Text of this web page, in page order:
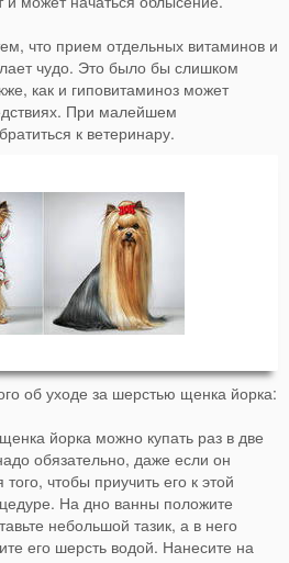
что прием отдельных витаминов и
чудо. Это было бы слишком
как и гиповитаминоз может
При малейшем
к ветеринару.
об уходе за шерстью щенка йорка:
йорка можно купать раз в две
обязательно, даже если он
чтобы приучить его к этой
На дно ванны положите
небольшой тазик, а в него
его шерсть водой. Нанесите на